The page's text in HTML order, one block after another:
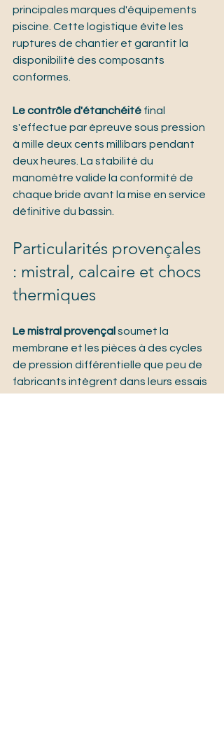
principales marques d'équipements
piscine. Cette logistique évite les
ruptures de chantier et garantit la
disponibilité des composants
conformes.
Le contrôle d'étanchéité final
s'effectue par épreuve sous pression
à mille deux cents millibars pendant
deux heures. La stabilité du
manomètre valide la conformité de
chaque bride avant la mise en service
définitive du bassin.
Particularités provençales
: mistral, calcaire et chocs
thermiques
Le mistral provençal soumet la
membrane et les pièces à des cycles
de pression différentielle que peu de
fabricants intègrent dans leurs essais